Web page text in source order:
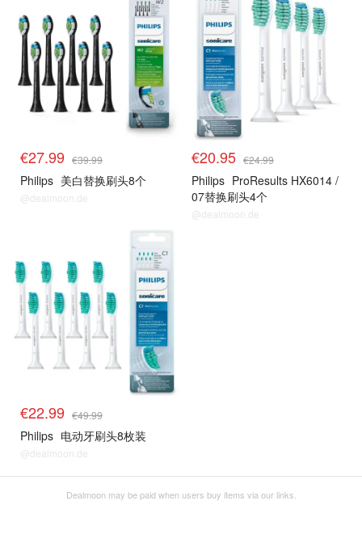
€27.99 €39.99
Philips 美白替换刷头8个
@dealmoon.de
€20.95 €24.99
Philips ProResults HX6014 /
07替换刷头4个
@dealmoon.de
€22.99 €49.99
Philips 电动牙刷头8枚装
@dealmoon.de
Dealmoon may be paid when users buy items via our links.